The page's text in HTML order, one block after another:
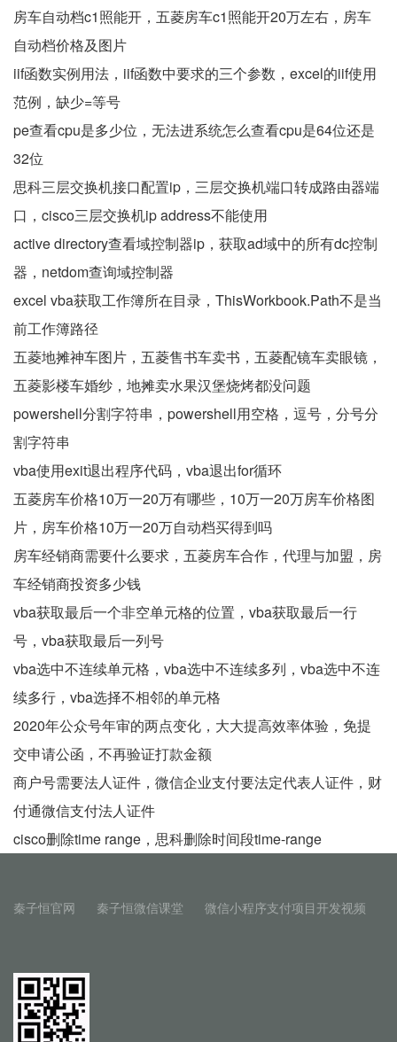
房车自动档c1照能开，五菱房车c1照能开20万左右，房车
自动档价格及图片
iif函数实例用法，iif函数中要求的三个参数，excel的iif使用
范例，缺少=等号
pe查看cpu是多少位，无法进系统怎么查看cpu是64位还是
32位
思科三层交换机接口配置ip，三层交换机端口转成路由器端
口，cisco三层交换机ip address不能使用
active directory查看域控制器ip，获取ad域中的所有dc控制
器，netdom查询域控制器
excel vba获取工作簿所在目录，ThisWorkbook.Path不是当
前工作簿路径
五菱地摊神车图片，五菱售书车卖书，五菱配镜车卖眼镜，
五菱影楼车婚纱，地摊卖水果汉堡烧烤都没问题
powershell分割字符串，powershell用空格，逗号，分号分
割字符串
vba使用exit退出程序代码，vba退出for循环
五菱房车价格10万一20万有哪些，10万一20万房车价格图
片，房车价格10万一20万自动档买得到吗
房车经销商需要什么要求，五菱房车合作，代理与加盟，房
车经销商投资多少钱
vba获取最后一个非空单元格的位置，vba获取最后一行
号，vba获取最后一列号
vba选中不连续单元格，vba选中不连续多列，vba选中不连
续多行，vba选择不相邻的单元格
2020年公众号年审的两点变化，大大提高效率体验，免提
交申请公函，不再验证打款金额
商户号需要法人证件，微信企业支付要法定代表人证件，财
付通微信支付法人证件
cisco删除time range，思科删除时间段time-range
秦子恒官网 秦子恒微信课堂 微信小程序支付项目开发视频